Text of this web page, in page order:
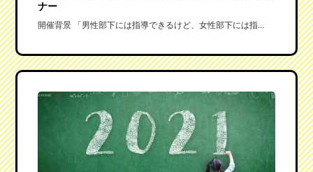
ナー
開催背景 「男性部下には指導できるけど、女性部下には指...